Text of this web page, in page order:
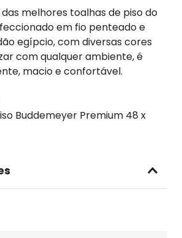
melhores toalhas de piso do
em fio penteado e
egípcio, com diversas cores
com qualquer ambiente, é
macio e confortável.
Buddemeyer Premium 48 x